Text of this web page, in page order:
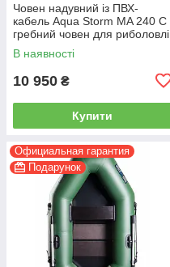
Човен надувний із ПВХ-
кабель Aqua Storm MA 240 C
гребний човен для риболовлі
2-місний сланевий настил
В наявності
10 950 ₴
Купити
Официальная гарантия
Подарунок